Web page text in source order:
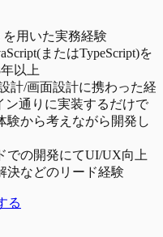
を用いた実務経験
またはTypeScript)を
以上
計/画面設計に携わった経
ン通りに実装するだけで
験から考えながら開発し
での開発にてUI/UX向上
決などのリード経験
る